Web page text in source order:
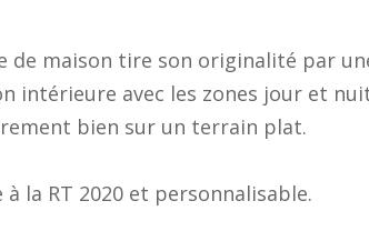
de maison tire son originalité par
intérieure avec les zones jour et
bien sur un terrain plat.
à la RT 2020 et personnalisable.